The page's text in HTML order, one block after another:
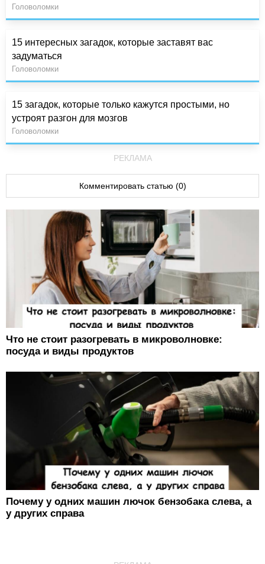
Головоломки
15 интересных загадок, которые заставят вас
задуматься
Головоломки
15 загадок, которые только кажутся простыми, но
устроят разгон для мозгов
Головоломки
РЕКЛАМА
Комментировать статью (0)
Что не стоит разогревать в микроволновке:
посуда и виды продуктов
Почему у одних машин лючок бензобака слева, а
у других справа